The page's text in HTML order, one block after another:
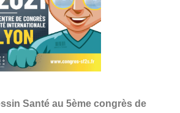
Santé au 5ème congrès de